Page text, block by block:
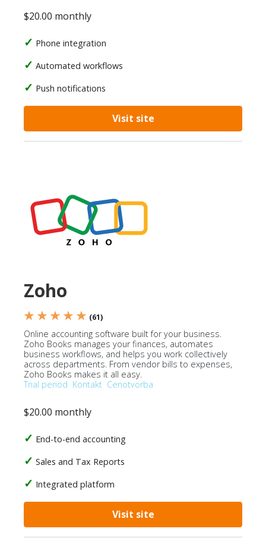
$20.00 monthly
Phone integration
Automated workflows
Push notifications
Visit site
Zoho
★ ★ ★ ★ ★ (61)
Online accounting software built for your business.
Zoho Books manages your finances, automates
business workflows, and helps you work collectively
across departments. From vendor bills to expenses,
Zoho Books makes it all easy.
Trial period Kontakt Cenotvorba
$20.00 monthly
End-to-end accounting
Sales and Tax Reports
Integrated platform
Visit site